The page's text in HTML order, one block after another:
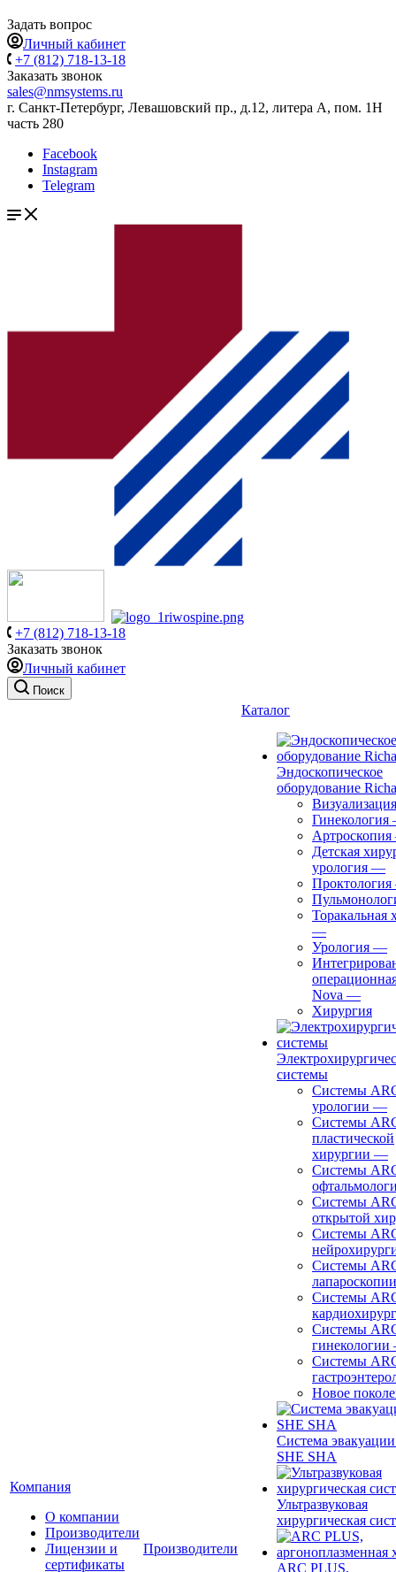
Задать вопрос
Личный кабинет
+7 (812) 718-13-18
Заказать звонок
sales@nmsystems.ru
г. Санкт-Петербург, Левашовский пр., д.12, литера А, пом. 1Н
часть 280
Facebook
Instagram
Telegram
+7 (812) 718-13-18
Заказать звонок
Личный кабинет
Поиск
Компания
О компании
Производители
Лицензии и
сертификаты
Производители
Каталог
Эндоскопическое
оборудование
Визуализация
Гинекология
Артроскопия
Детская
урология —
Проктология
Торакальная
—
Урология —
Nova —
Хирургия
системы
Системы
урологии —
Системы
пластической
хирургии —
Системы
Системы
открытой
Системы
Системы
лапароскопии
Системы
Системы
гинекологии
Системы
Новое
Система
SHE SHA
Ультразвуковая
хирургическая
ARC PLUS,